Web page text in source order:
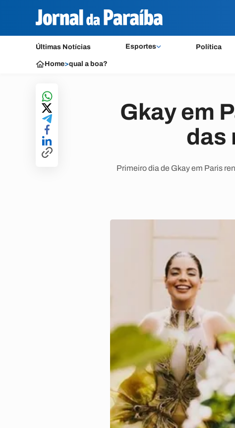
Últimas Notícias Esportes Política
Home>qual a boa?
Gkay em
das
Primeiro dia de Gkay em Paris